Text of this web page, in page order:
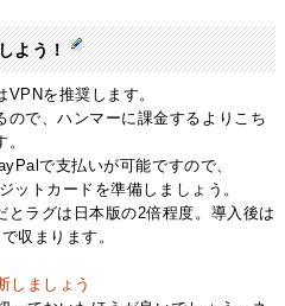
よう！
を推奨します。
で、ハンマーに課金するよりこち
で支払いが可能ですので、
ットカードを準備しましょう。
ラグは日本版の2倍程度。導入後は
収まります。
しましょう